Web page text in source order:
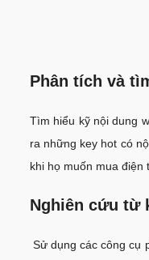
Phân tích và
Tìm hiểu kỹ nội dung
ra những key hot có
khi họ muốn mua
Nghiên cứu từ
Sử dụng các công cụ